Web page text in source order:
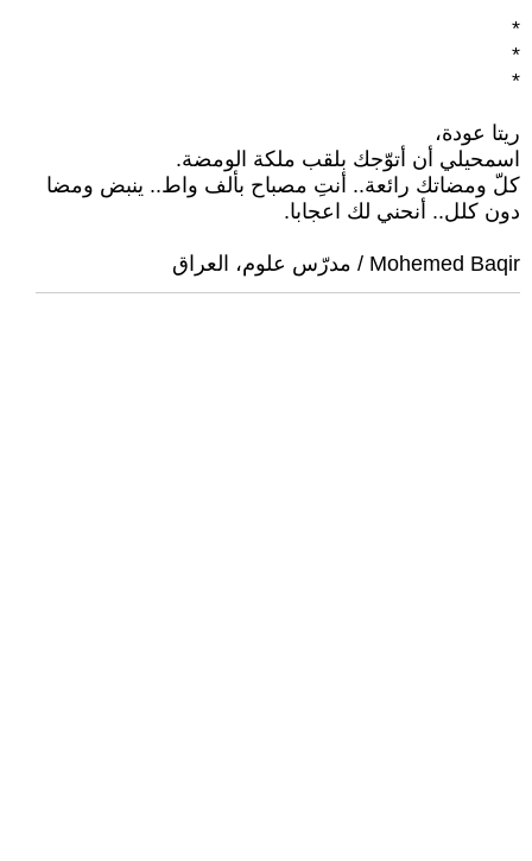
*
*
*
ريتا عودة،
اسمحيلي أن أتوّجك بلقب ملكة الومضة.
كلّ ومضاتك رائعة.. أنتِ مصباح بألف واط.. ينبض ومضا
دون كلل.. أنحني لك اعجابا.
Mohemed Baqir / مدرّس علوم، العراق